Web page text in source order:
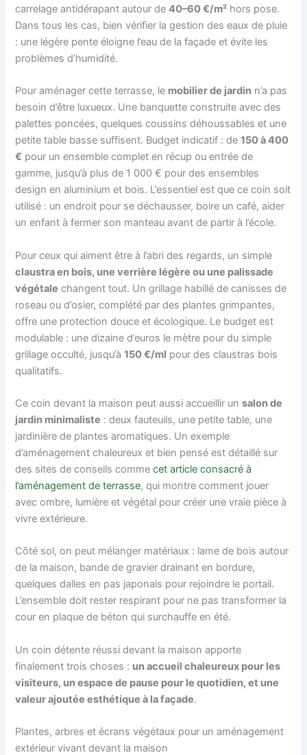
carrelage antidérapant autour de40–60 €/m² hors pose.
Dans tous les cas, bien vérifier la gestion des eaux de pluie
: une légère pente éloigne l’eau de la façade et évite les
problèmes d’humidité.
Pour aménager cette terrasse, le mobilier de jardin n’a pas
besoin d’être luxueux. Une banquette construite avec des
palettes poncées, quelques coussins déhoussables et une
petite table basse suffisent. Budget indicatif : de150 à 400
€ pour un ensemble complet en récup ou entrée de
gamme, jusqu’à plus de 1 000 € pour des ensembles
design en aluminium et bois. L’essentiel est que ce coin soit
utilisé : un endroit pour se déchausser, boire un café, aider
un enfant à fermer son manteau avant de partir à l’école.
Pour ceux qui aiment être à l’abri des regards, un simple
claustra en bois, une verrière légère ou une palissade
végétale changent tout. Un grillage habillé de canisses de
roseau ou d’osier, complété par des plantes grimpantes,
offre une protection douce et écologique. Le budget est
modulable : une dizaine d’euros le mètre pour du simple
grillage occulté, jusqu’à150 €/ml pour des claustras bois
qualitatifs.
Ce coin devant la maison peut aussi accueillir unsalon de
jardin minimaliste : deux fauteuils, une petite table, une
jardinière de plantes aromatiques. Un exemple
d’aménagement chaleureux et bien pensé est détaillé sur
des sites de conseils commecet article consacré à
l’aménagement de terrasse, qui montre comment jouer
avec ombre, lumière et végétal pour créer une vraie pièce à
vivre extérieure.
Côté sol, on peut mélanger matériaux : lame de bois autour
de la maison, bande de gravier drainant en bordure,
quelques dalles en pas japonais pour rejoindre le portail.
L’ensemble doit rester respirant pour ne pas transformer la
cour en plaque de béton qui surchauffe en été.
Un coin détente réussi devant la maison apporte
finalement trois choses : un accueil chaleureux pour les
visiteurs, un espace de pause pour le quotidien, et une
valeur ajoutée esthétique à la façade.
Plantes, arbres et écrans végétaux pour un aménagement
extérieur vivant devant la maison